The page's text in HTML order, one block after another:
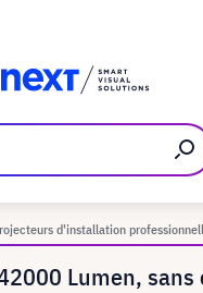
d'installation
Lumen,